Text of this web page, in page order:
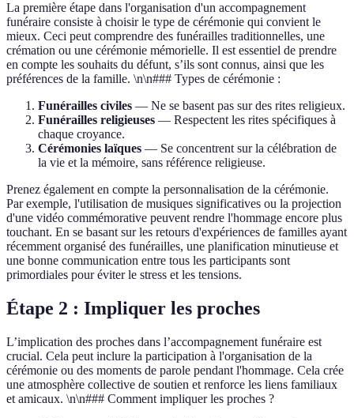
La première étape dans l'organisation d'un accompagnement
funéraire consiste à choisir le type de cérémonie qui convient le
mieux. Ceci peut comprendre des funérailles traditionnelles, une
crémation ou une cérémonie mémorielle. Il est essentiel de prendre
en compte les souhaits du défunt, s’ils sont connus, ainsi que les
préférences de la famille. \n\n### Types de cérémonie :
Funérailles civiles — Ne se basent pas sur des rites religieux.
Funérailles religieuses — Respectent les rites spécifiques à
chaque croyance.
Cérémonies laïques — Se concentrent sur la célébration de
la vie et la mémoire, sans référence religieuse.
Prenez également en compte la personnalisation de la cérémonie.
Par exemple, l'utilisation de musiques significatives ou la projection
d'une vidéo commémorative peuvent rendre l'hommage encore plus
touchant. En se basant sur les retours d'expériences de familles ayant
récemment organisé des funérailles, une planification minutieuse et
une bonne communication entre tous les participants sont
primordiales pour éviter le stress et les tensions.
Étape 2 : Impliquer les proches
L’implication des proches dans l’accompagnement funéraire est
crucial. Cela peut inclure la participation à l'organisation de la
cérémonie ou des moments de parole pendant l'hommage. Cela crée
une atmosphère collective de soutien et renforce les liens familiaux
et amicaux. \n\n### Comment impliquer les proches ?